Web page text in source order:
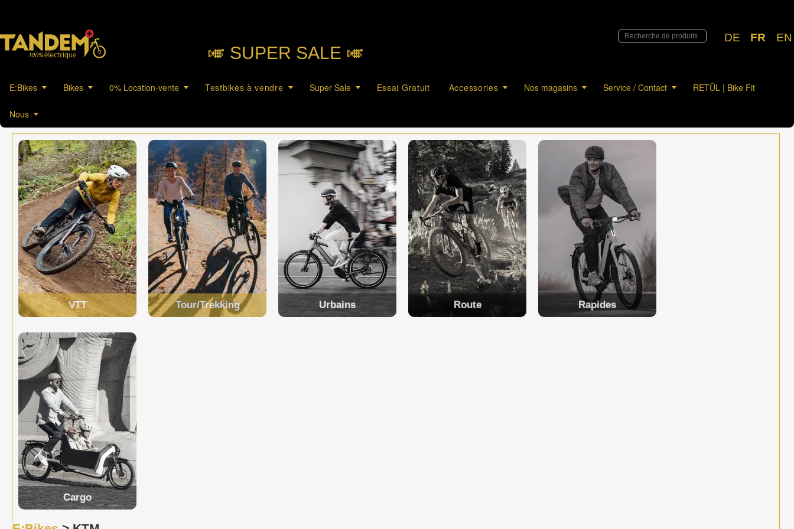
DE FR EN
🎺︎ SUPER SALE 🎺︎
E:Bikes Bikes 0% Location-vente Testbikes à vendre Super Sale Essai Gratuit Accessories Nos magasins Service / Contact RETÜL | Bike Fit
Nous
VTT Tour/Trekking Urbains Route Rapides
Cargo